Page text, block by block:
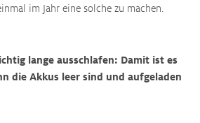
im Jahr eine solche zu machen.
lange ausschlafen: Damit ist es
die Akkus leer sind und aufgeladen